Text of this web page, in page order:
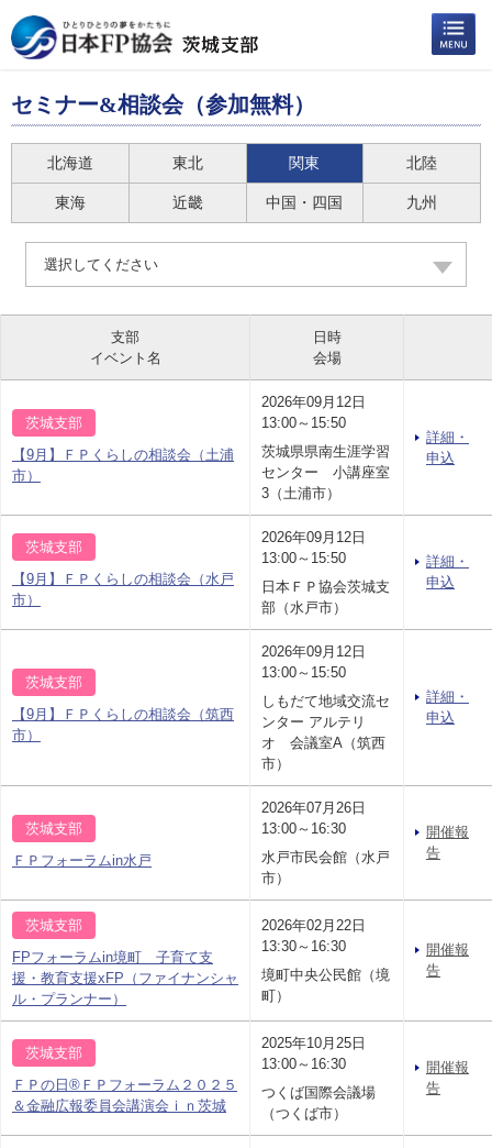
セミナー&相談会（参加無料）
北海道 東北 関東 北陸
東海 近畿 中国・四国 九州
選択してください
支部
イベント名
日時
会場
茨城支部
【9月】ＦＰくらしの相談会（土浦
市）
2026年09月12日
13:00～15:50
茨城県県南生涯学習
センター 小講座室
3（土浦市）
詳細・
申込
茨城支部
【9月】ＦＰくらしの相談会（水戸
市）
2026年09月12日
13:00～15:50
日本ＦＰ協会茨城支
部（水戸市）
詳細・
申込
茨城支部
【9月】ＦＰくらしの相談会（筑西
市）
2026年09月12日
13:00～15:50
しもだて地域交流セ
ンター アルテリ
オ 会議室A（筑西
市）
詳細・
申込
茨城支部
ＦＰフォーラムin水戸
2026年07月26日
13:00～16:30
水戸市民会館（水戸
市）
開催報
告
茨城支部
FPフォーラムin境町 子育て支
援・教育支援xFP（ファイナンシャ
ル・プランナー）
2026年02月22日
13:30～16:30
境町中央公民館（境
町）
開催報
告
茨城支部
ＦＰの日®ＦＰフォーラム２０２５
＆金融広報委員会講演会ｉｎ茨城
2025年10月25日
13:00～16:30
つくば国際会議場
（つくば市）
開催報
告